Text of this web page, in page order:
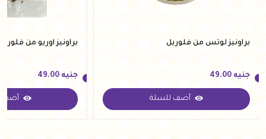
براونيز لوتس من فلوريل
جنيه
جنيه 49.00
أضف للسلة
براونيز اوريو من
جنيه
جنيه 49.00
أضف